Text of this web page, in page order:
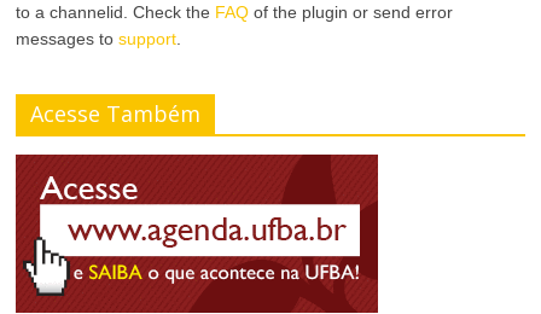
to a channelid. Check the FAQ of the plugin or send error
messages tosupport
Acesse Também